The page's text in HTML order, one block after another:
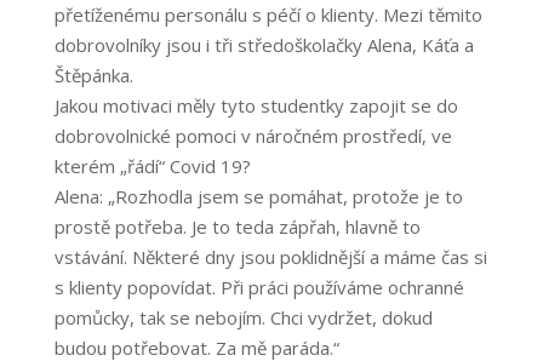
přetíženému personálu s péčí o klienty. Mezi těmito
dobrovolníky jsou i tři středoškolačky Alena, Káťa a
Štěpánka.
Jakou motivaci měly tyto studentky zapojit se do
dobrovolnické pomoci v náročném prostředí, ve
kterém „řádí“ Covid 19?
Alena: „Rozhodla jsem se pomáhat, protože je to
prostě potřeba. Je to teda zápřah, hlavně to
vstávání. Některé dny jsou poklidnější a máme čas si
s klienty popovídat. Při práci používáme ochranné
pomůcky, tak se nebojím. Chci vydržet, dokud
budou potřebovat. Za mě paráda.“